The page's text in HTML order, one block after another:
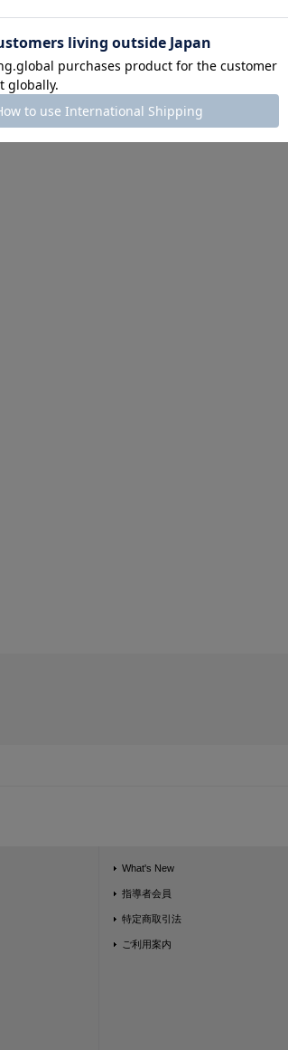
What's New
指導者会員
特定商取引法
ご利用案内